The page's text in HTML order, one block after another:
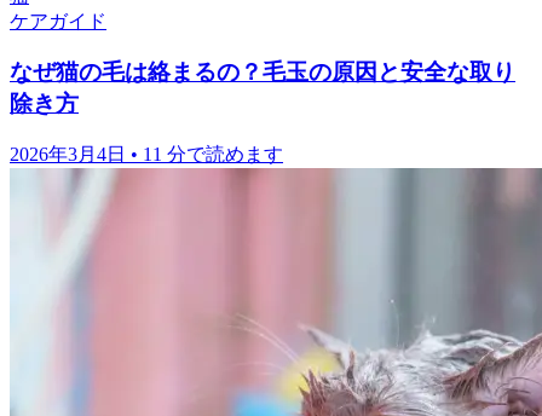
ケアガイド
なぜ猫の毛は絡まるの？毛玉の原因と安全な取り
除き方
2026年3月4日 • 11 分で読めます